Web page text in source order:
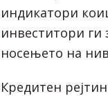
индикатори
инвеститори
носењето на
Кредитен